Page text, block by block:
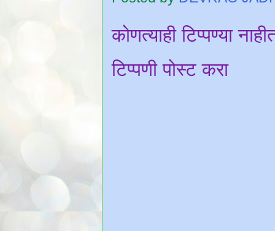
कोणत्याही टिप्पण्‍या
टिप्पणी पोस्ट करा